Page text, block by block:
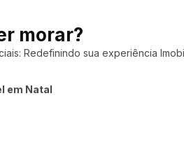
morar?
Redefinindo sua experiência
em Natal